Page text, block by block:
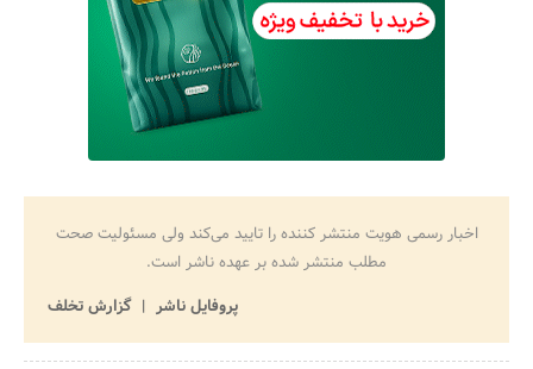
اخبار رسمی هویت منتشر کننده را تایید می‌کند ولی مسئولیت صحت
مطلب منتشر شده بر عهده ناشر است.
پروفایل ناشر
گزارش تخلف